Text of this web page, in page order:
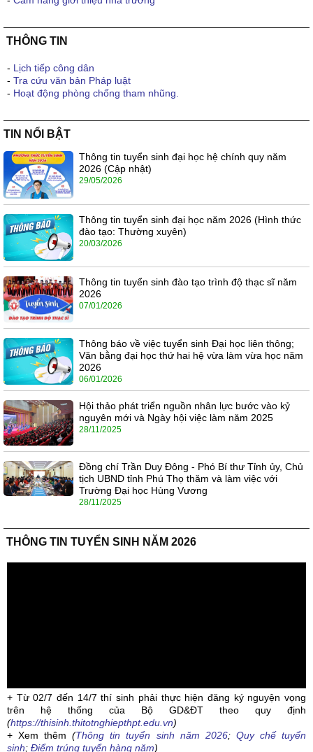
THÔNG TIN
- Lịch tiếp công dân
- Tra cứu văn bản Pháp luật
- Hoạt động phòng chống tham nhũng.
TIN NỔI BẬT
Thông tin tuyển sinh đại học hệ chính quy năm
2026 (Cập nhật)
29/05/2026
Thông tin tuyển sinh đại học năm 2026 (Hình thức
đào tạo: Thường xuyên)
20/03/2026
Thông tin tuyển sinh đào tạo trình độ thạc sĩ năm
2026
07/01/2026
Thông báo về việc tuyển sinh Đại học liên thông;
Văn bằng đại học thứ hai hệ vừa làm vừa học năm
2026
06/01/2026
Hội thảo phát triển nguồn nhân lực bước vào kỷ
nguyên mới và Ngày hội việc làm năm 2025
28/11/2025
Đồng chí Trần Duy Đông - Phó Bí thư Tỉnh ủy, Chủ
tịch UBND tỉnh Phú Thọ thăm và làm việc với
Trường Đại học Hùng Vương
28/11/2025
THÔNG TIN TUYỂN SINH NĂM 2026
+ Từ 02/7 đến 14/7 thí sinh phải thực hiện đăng ký nguyện vọng
trên hệ thống của Bộ GD&ĐT theo quy định
(https://thisinh.thitotnghiepthpt.edu.vn)
+ Xem thêm(Thông tin tuyển sinh năm 2026; Quy chế tuyển
sinh; Điểm trúng tuyển hàng năm)